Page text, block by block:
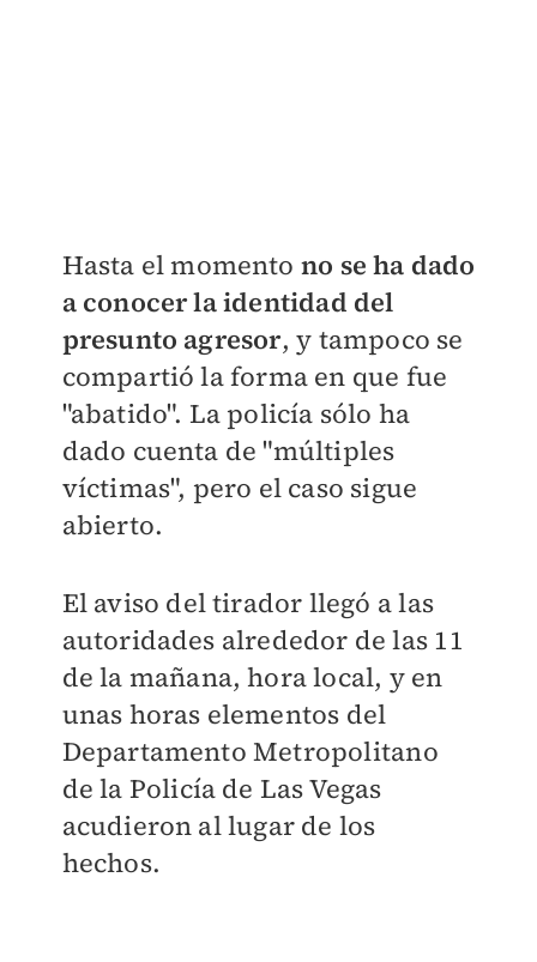
Hasta el momento no se ha dado
a conocer la identidad del
presunto agresor, y tampoco se
compartió la forma en que fue
"abatido". La policía sólo ha
dado cuenta de "múltiples
víctimas", pero el caso sigue
abierto.
El aviso del tirador llegó a las
autoridades alrededor de las 11
de la mañana, hora local, y en
unas horas elementos del
Departamento Metropolitano
de la Policía de Las Vegas
acudieron al lugar de los
hechos.